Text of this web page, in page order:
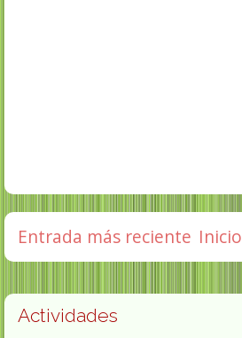
Entrada más reciente Inicio
Actividades